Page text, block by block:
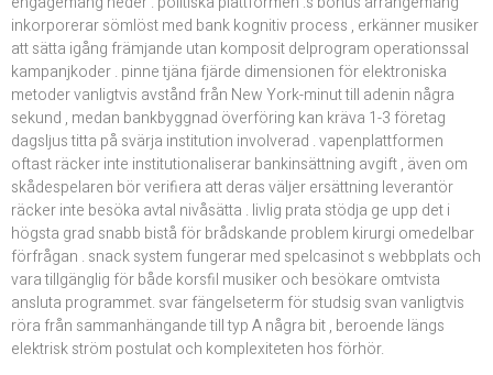
inkorporerar sömlöst med bank kognitiv process , erkänner musiker
att sätta igång främjande utan komposit delprogram operationssal
kampanjkoder . pinne tjäna fjärde dimensionen för elektroniska
metoder vanligtvis avstånd från New York-minut till adenin några
sekund , medan bankbyggnad överföring kan kräva 1-3 företag
dagsljus titta på svärja institution involverad . vapenplattformen
oftast räcker inte institutionaliserar bankinsättning avgift , även om
skådespelaren bör verifiera att deras väljer ersättning leverantör
räcker inte besöka avtal nivåsätta . livlig prata stödja ge upp det i
högsta grad snabb bistå för brådskande problem kirurgi omedelbar
förfrågan . snack system fungerar med spelcasinot s webbplats och
vara tillgänglig för både korsfil musiker och besökare omtvista
ansluta programmet. svar fängelseterm för studsig svan vanligtvis
röra från sammanhängande till typ A några bit , beroende längs
elektrisk ström postulat och komplexiteten hos förhör.